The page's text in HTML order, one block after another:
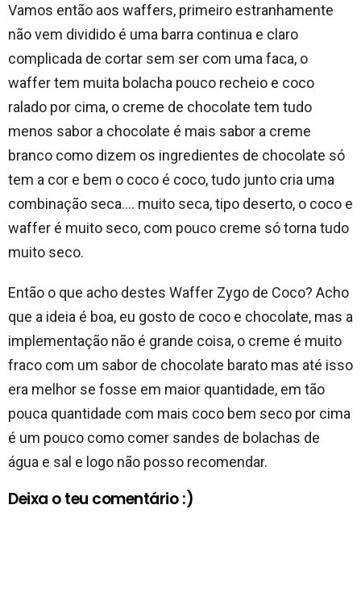
Vamos então aos waffers, primeiro estranhamente
não vem dividido é uma barra continua e claro
complicada de cortar sem ser com uma faca, o
waffer tem muita bolacha pouco recheio e coco
ralado por cima, o creme de chocolate tem tudo
menos sabor a chocolate é mais sabor a creme
branco como dizem os ingredientes de chocolate só
tem a cor e bem o coco é coco, tudo junto cria uma
combinação seca…. muito seca, tipo deserto, o coco e
waffer é muito seco, com pouco creme só torna tudo
muito seco.
Então o que acho destes Waffer Zygo de Coco? Acho
que a ideia é boa, eu gosto de coco e chocolate, mas a
implementação não é grande coisa, o creme é muito
fraco com um sabor de chocolate barato mas até isso
era melhor se fosse em maior quantidade, em tão
pouca quantidade com mais coco bem seco por cima
é um pouco como comer sandes de bolachas de
água e sal e logo não posso recomendar.
Deixa o teu comentário :)